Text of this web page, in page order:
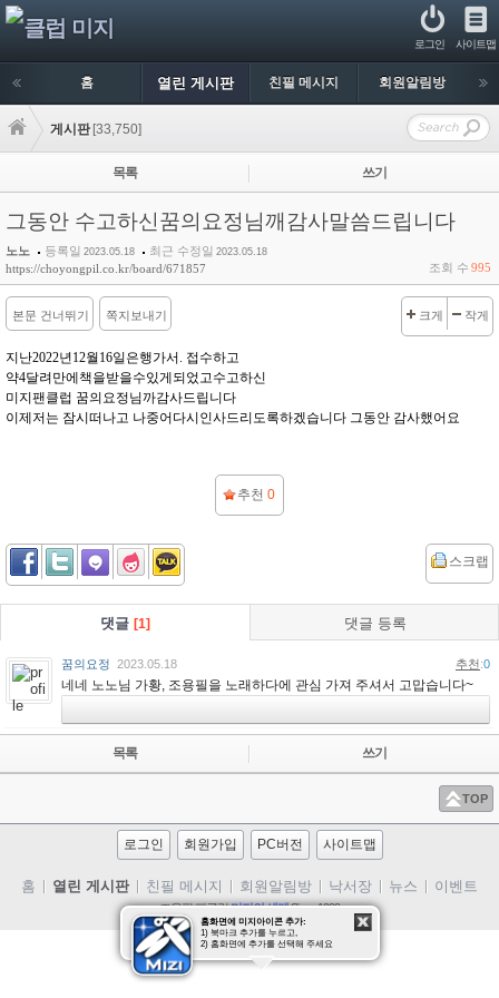
사이트맵
로그인
홈 열린 게시판 친필 메시지 회원알림방
게시판 [33,750]
목록 쓰기
그동안 수고하신꿈의요정님깨감사말씀드립니다
노노 등록일 2023.05.18 최근 수정일 2023.05.18
https://choyongpil.co.kr/board/671857 조회 수 995
본문 건너뛰기 쪽지보내기 크게 작게
지난2022년12월16일은행가서. 접수하고
약4달려만에책을받을수있게되었고수고하신
미지팬클럽 꿈의요정님까감사드립니다
이제저는 잠시떠나고 나중어다시인사드리도록하겠습니다 그동안 감사했어요
추천 0
스크랩
댓글 [1] 댓글 등록
꿈의요정 2023.05.18 추천:0
네네 노노님 가황, 조용필을 노래하다에 관심 가져 주셔서 고맙습니다~
목록 쓰기
TOP
로그인 회원가입 PC버전 사이트맵
홈 열린 게시판 친필 메시지 회원알림방 낙서장 뉴스
이벤트
사진
동영상 조용필 클럽 미지 질문/답
조용필 팬클럽미지의 세계Since 1999
홈화면에 미지아이콘 추가:
1) 북마크 추가를 누르고,
2) 홈화면에 추가를 선택해 주세요